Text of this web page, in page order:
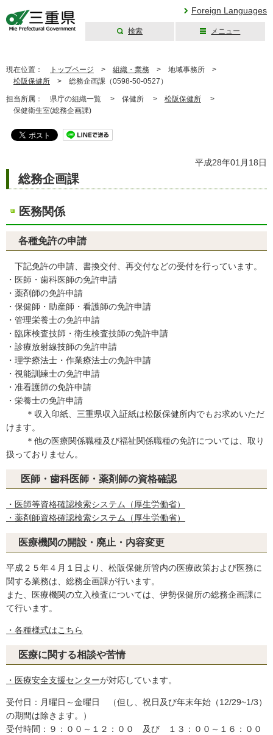
Foreign Languages
検索 メニュー
現在位置： トップページ > 組織・業務 > 地域事務所 >
松阪保健所 > 総務企画課（0598-50-0527）
担当所属： 県庁の組織一覧 > 保健所 > 松阪保健所 >
保健衛生室(総務企画課)
平成28年01月18日
総務企画課
医務関係
各種免許の申請
下記免許の申請、書換交付、再交付などの受付を行っています。
・医師・歯科医師の免許申請
・薬剤師の免許申請
・保健師・助産師・看護師の免許申請
・管理栄養士の免許申請
・臨床検査技師・衛生検査技師の免許申請
・診療放射線技師の免許申請
・理学療法士・作業療法士の免許申請
・視能訓練士の免許申請
・准看護師の免許申請
・栄養士の免許申請
＊収入印紙、三重県収入証紙は松阪保健所内でもお求めいただ
けます。
＊他の医療関係職種及び福祉関係職種の免許については、取り
扱っておりません。
医師・歯科医師・薬剤師の資格確認
・医師等資格確認検索システム（厚生労働省）
・薬剤師資格確認検索システム（厚生労働省）
医療機関の開設・廃止・内容変更
平成２５年４月１日より、松阪保健所管内の医療政策および医務に
関する業務は、総務企画課が行います。
また、医療機関の立入検査については、伊勢保健所の総務企画課に
て行います。
・各種様式はこちら
医療に関する相談や苦情
・医療安全支援センターが対応しています。
受付日：月曜日～金曜日 （但し、祝日及び年末年始（12/29~1/3）
の期間は除きます。）
受付時間：９：００～１２：００ 及び １３：００～１６：００